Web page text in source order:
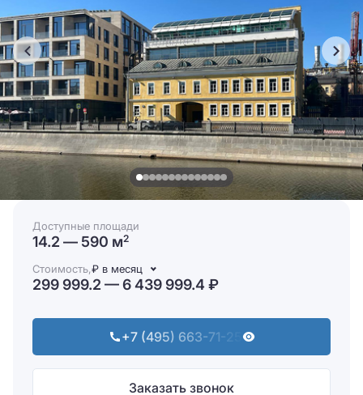
Доступные площади
14.2 — 590 м2
Стоимость,₽ в месяц
299 999.2 — 6 439 999.4 ₽
+7 (495) 663-71-25
Заказать звонок